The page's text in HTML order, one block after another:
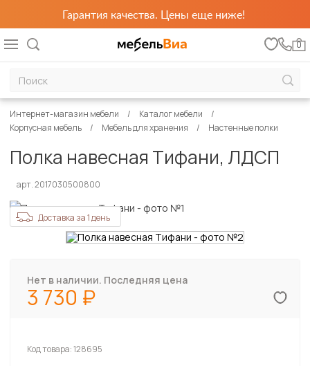
Гарантия качества. Цены еще ниже!
0
Интернет-магазин мебели
Каталог мебели
Корпусная мебель
Мебель для хранения Настенные полки
Полка навесная Тифани, ЛДСП
арт. 2017030500800
Доставка за 1 день
Нет в наличии. Последняя цена
3 730
Код товара:128695